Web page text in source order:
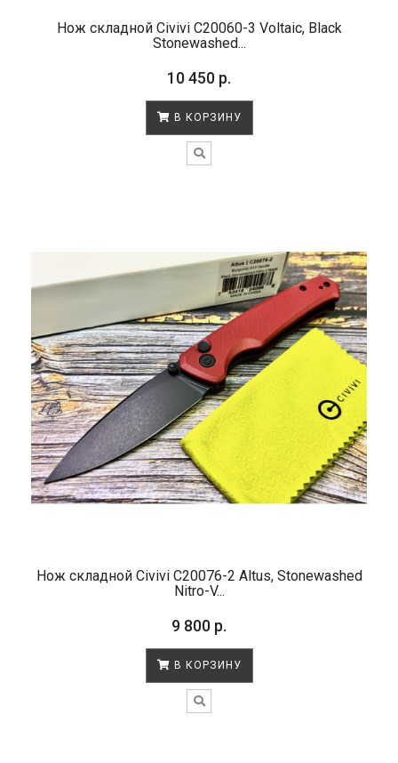
Нож складной Civivi C20060-3 Voltaic, Black
Stonewashed...
10 450 р.
В КОРЗИНУ
Нож складной Civivi C20076-2 Altus, Stonewashed
Nitro-V...
9 800 р.
В КОРЗИНУ